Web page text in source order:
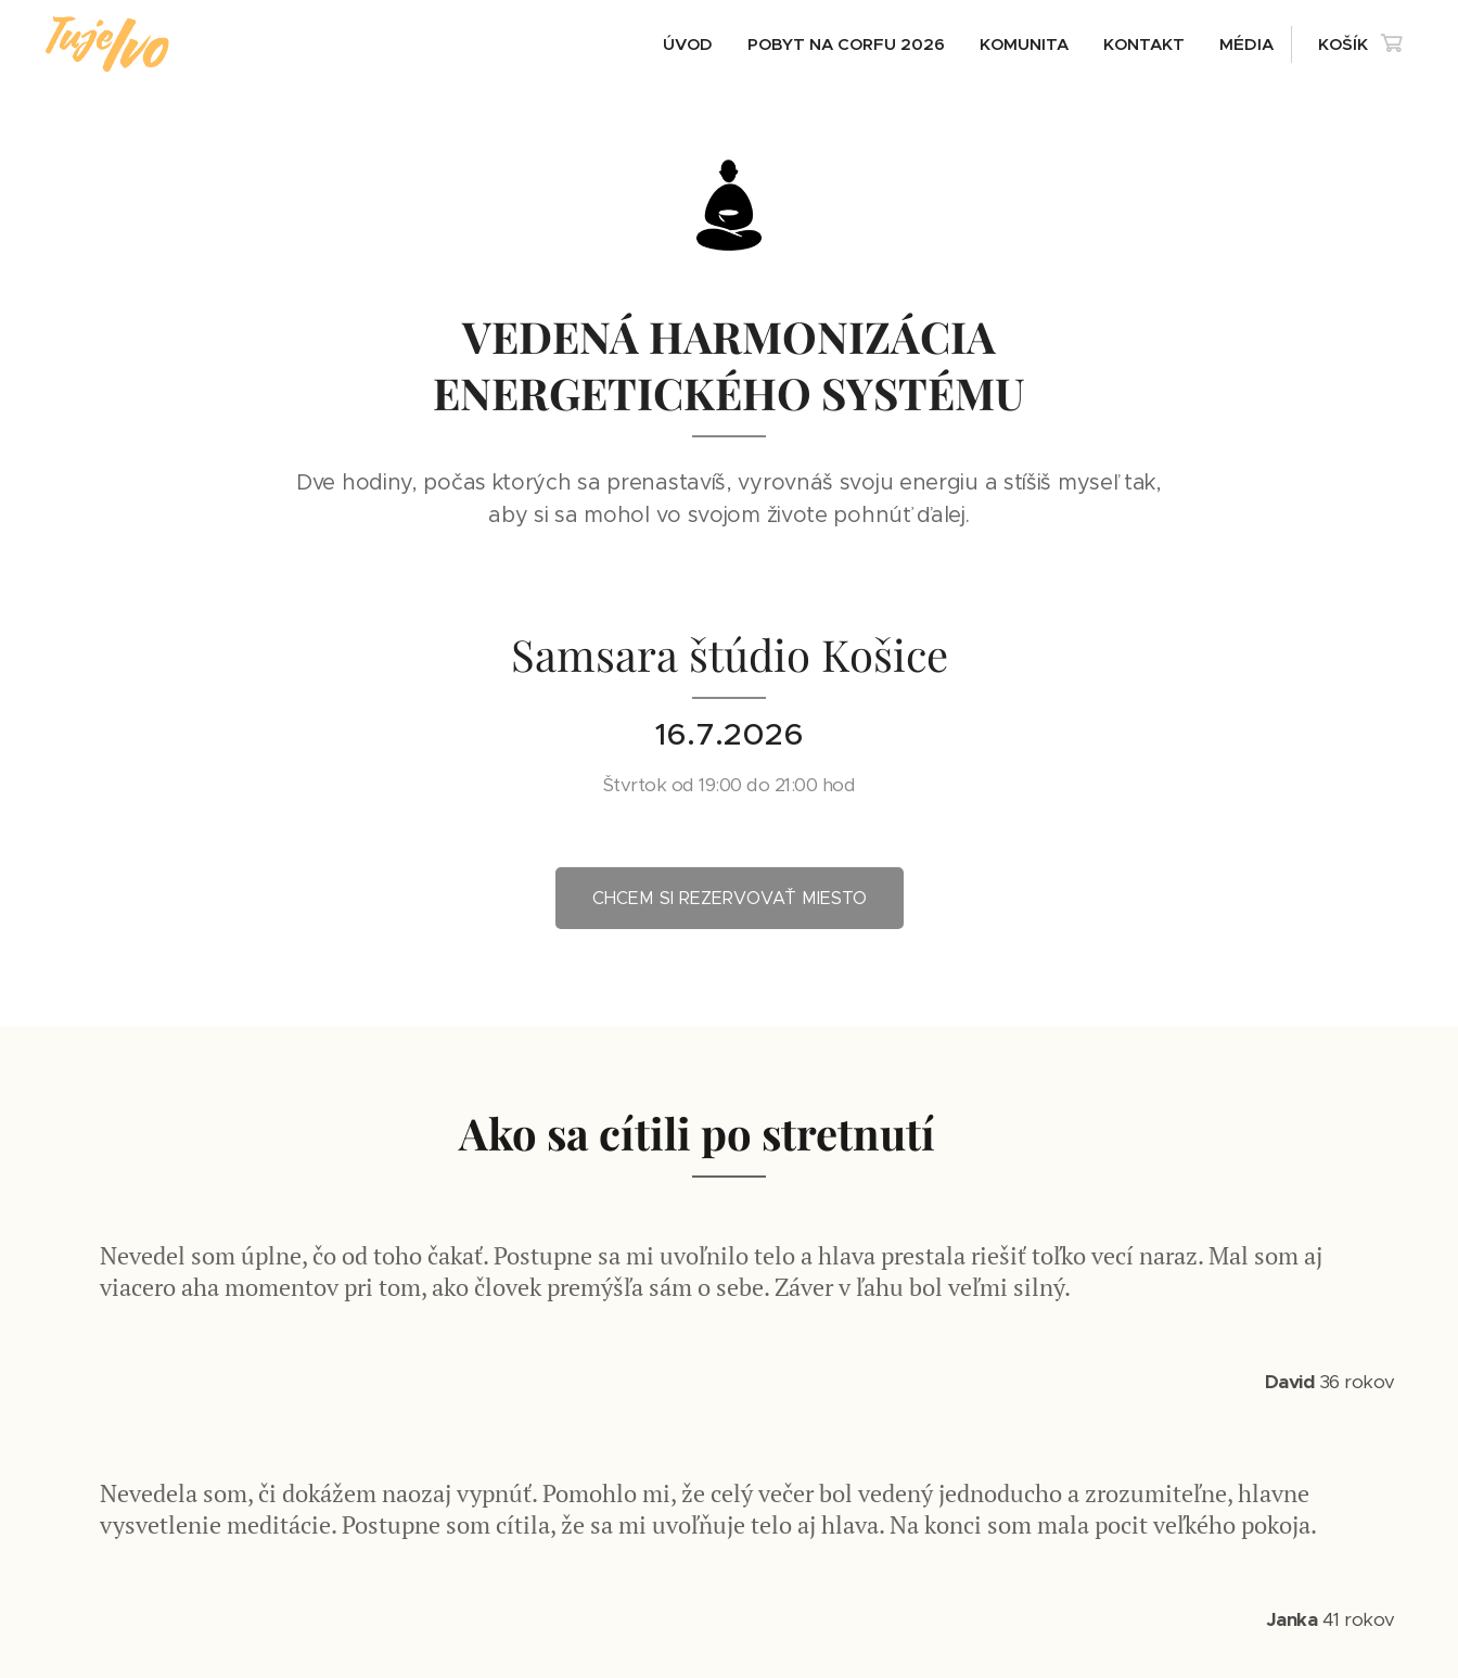
ÚVOD POBYT NA CORFU 2026 KOMUNITA KONTAKT MÉDIA KOŠÍK
VEDENÁ HARMONIZÁCIA
ENERGETICKÉHO SYSTÉMU
Dve hodiny, počas ktorých sa prenastavíš, vyrovnáš svoju energiu a stíšiš myseľ tak,
aby si sa mohol vo svojom živote pohnúť ďalej.
Samsara štúdio Košice
16.7.2026
Štvrtok od 19:00 do 21:00 hod
CHCEM SI REZERVOVAŤ MIESTO
Ako sa cítili po stretnutí
Nevedel som úplne, čo od toho čakať. Postupne sa mi uvoľnilo telo a hlava prestala riešiť toľko vecí naraz. Mal som aj
viacero aha momentov pri tom, ako človek premýšľa sám o sebe. Záver v ľahu bol veľmi silný.
David36 rokov
Nevedela som, či dokážem naozaj vypnúť. Pomohlo mi, že celý večer bol vedený jednoducho a zrozumiteľne, hlavne
vysvetlenie meditácie. Postupne som cítila, že sa mi uvoľňuje telo aj hlava. Na konci som mala pocit veľkého pokoja.
Janka41 rokov